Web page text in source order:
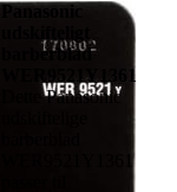
Panasonic
barberblad
WER9521Y1361
Dette Panasonic